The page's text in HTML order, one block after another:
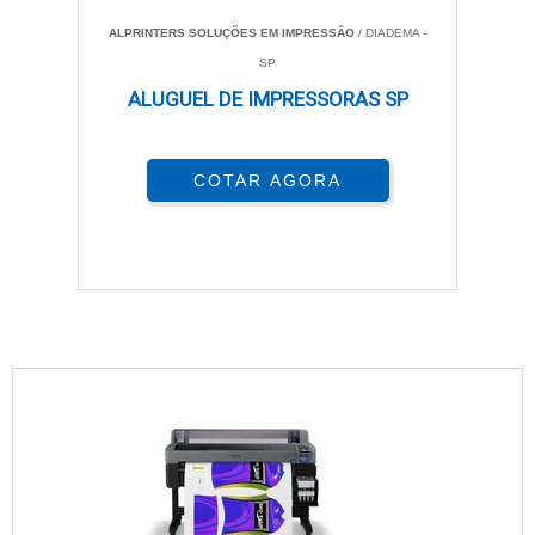
Jato de
resolução. No entanto, seus custos operacionais
também tende a ser inferior quando comparada às
impressoras com tanque de tinta, o que pode ser uma
desvantagem em ambientes que exigem alta
ALPRINTERS SOLUÇÕES EM IMPRESSÃO / DIADEMA -
SP
ALUGUEL DE IMPRESSORAS SP
COTAR AGORA